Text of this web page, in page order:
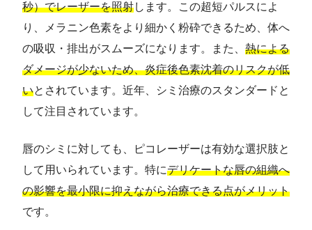
秒）でレーザーを照射します。この超短パルスによ
り、メラニン色素をより細かく粉砕できるため、体へ
の吸収・排出がスムーズになります。また、 熱による
ダメージが少ないため、炎症後色素沈着のリスクが低
いとされています。近年、シミ治療のスタンダードと
して注目されています。
唇のシミに対しても、ピコレーザーは有効な選択肢と
して用いられています。特にデリケートな唇の組織へ
の影響を最小限に抑えながら治療できる点がメリット
です。